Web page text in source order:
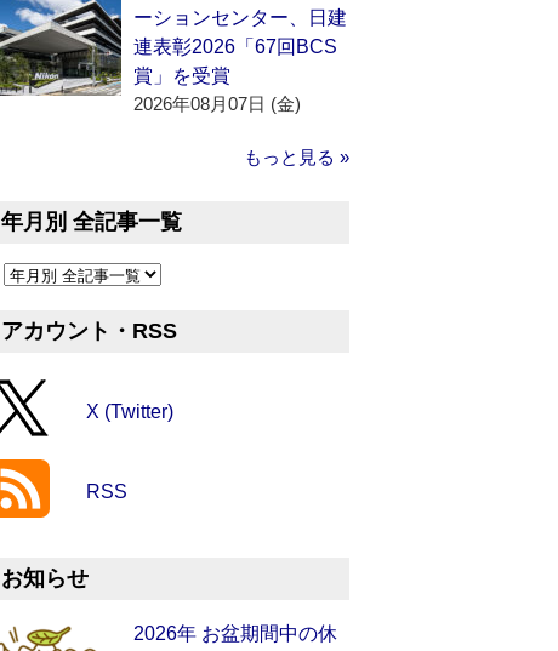
ーションセンター、日建
連表彰2026「67回BCS
賞」を受賞
2026年08月07日 (金)
もっと見る »
年月別 全記事一覧
アカウント・RSS
X (Twitter)
RSS
お知らせ
2026年 お盆期間中の休